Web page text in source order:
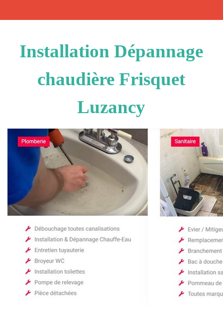
Installation Dépannage
chaudière Frisquet
Luzancy